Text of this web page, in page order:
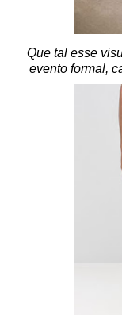
Que tal esse
evento formal,